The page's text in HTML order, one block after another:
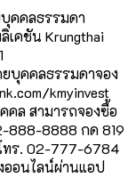
คคลธรรมดา
คชัน Krungthai
บุคคลธรรมดาจอง
kmyinvest
คล สามารถจองซื้อ
888-8888 กด 819
ทร. 02-777-6784
ออนไลน์ผ่านแอป